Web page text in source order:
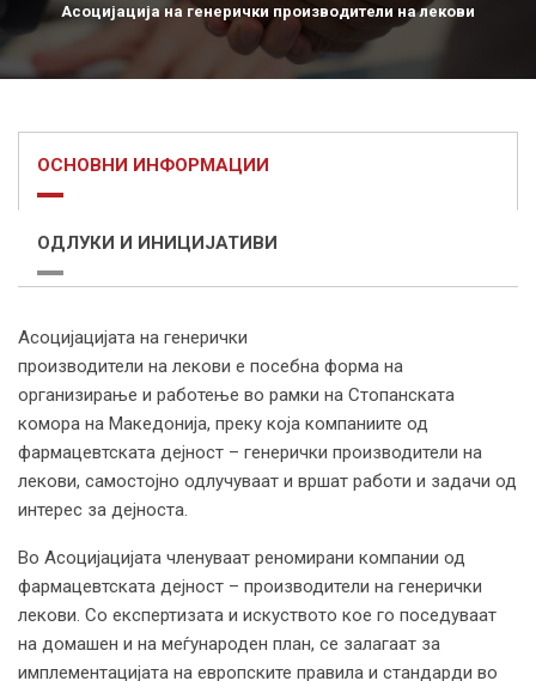
Асоцијација на генерички производители на лекови
ОСНОВНИ ИНФОРМАЦИИ
ОДЛУКИ И ИНИЦИЈАТИВИ
Асоцијацијата на генерички
производители на лекови е посебна форма на
организирање и работење во рамки на Стопанската
комора на Македонија, преку којa компаниите од
фармацевтската дејност – генерички производители на
лекови, самостојно одлучуваат и вршат работи и задачи од
интерес за дејноста.
Во Асоцијацијата членуваат реномирани компании од
фармацевтската дејност – производители на генерички
лекови. Со експертизата и искуството кое го поседуваат
на домашен и на меѓународен план, се залагаат за
имплементацијата на европските правила и стандарди во